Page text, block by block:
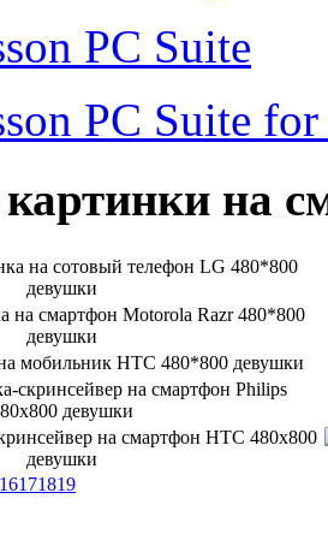
PC Suite
PC Suite
на
16171819